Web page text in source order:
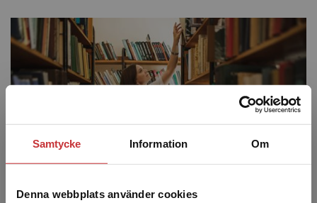
Samtycke Information Om
Denna webbplats använder cookies